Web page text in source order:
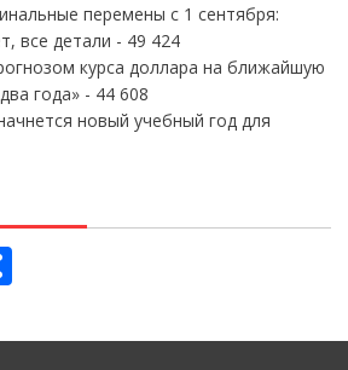
перемены с 1 сентября:
все детали - 49 424
курса доллара на ближайшую
года»- 44 608
новый учебный год для
П
ді